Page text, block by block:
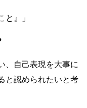
と』」
、自己表現を大事に
と認められたいと考